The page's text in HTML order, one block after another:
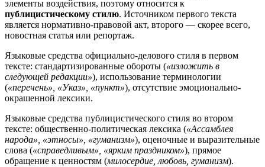
элементы воздействия, поэтому относится к
публицистическому стилю. Источником первого текста
является нормативно-правовой акт, второго — скорее всего,
новостная статья или репортаж.
Языковые средства официально-делового стиля в первом
тексте: стандартизированные обороты («изложить в
следующей редакции»), использование терминологии
(«перечень», «Указ», «пункт»), отсутствие эмоционально-
окрашенной лексики.
Языковые средства публицистического стиля во втором
тексте: общественно-политическая лексика («Ассамблея
народа», «этносы», «гуманизм»), оценочные и выразительные
слова («справедливым», «ярким праздником»), прямое
обращение к ценностям (милосердие, любовь, гуманизм).